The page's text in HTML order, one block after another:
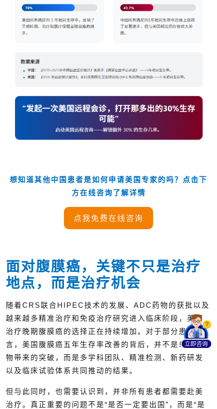
想知道其他中国患者是如何申请美国专家的吗？点击下
方在线咨询了解详情
点我免费在线咨询
面对腹膜癌，关键不只是治疗
地点，而是治疗机会
随着CRS联合HIPEC技术的发展、ADC药物的获批以及
越来越多精准治疗和免疫治疗研究进入临床阶段，美国
治疗晚期腹膜癌的选择正在持续增加。对于部分患者而
言，美国腹膜癌五年生存率改善的背后，并不是单一药
物带来的突破，而是多学科团队、精准检测、新药研发
以及临床试验体系共同推动的结果。
但与此同时，也需要认识到，并非所有患者都需要赴美
治疗。真正重要的问题不是“是否一定要出国”，而是“是
立即咨询